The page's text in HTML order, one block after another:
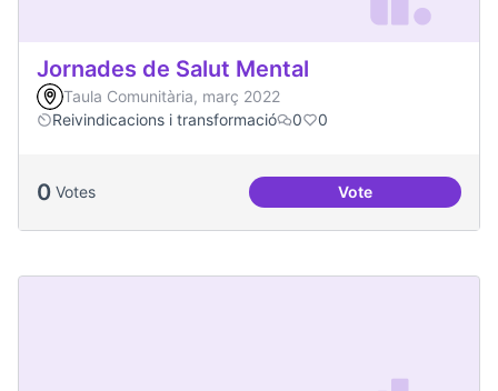
Jornades de Salut Mental
Taula Comunitària, març 2022
Reivindicacions i transformació
0 0
0 Votes VoteJornades de Salut